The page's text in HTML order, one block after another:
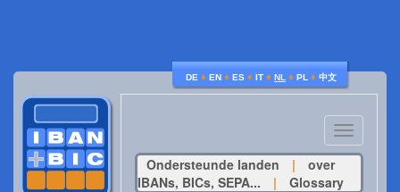
DE ♦ EN ♦ ES ♦ IT ♦ NL ♦ PL ♦ 中文
Toggle
navigation
Ondersteunde landen
|
over
IBANs, BICs, SEPA...
| Glossary